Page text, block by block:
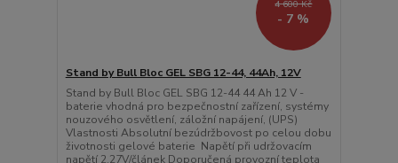
4 600 Kč
- 7 %
Stand by Bull Bloc GEL SBG 12-44, 44Ah, 12V
Stand by Bull Bloc GEL SBG 12-44 44 Ah 12 V -
baterie vhodná pro bezpečnostní zařízení, systémy
nouzového osvětlení, záložní napájení, (UPS)
Vlastnosti Absolutní bezúdržbovost po celou dobu
životnosti gelové baterie Napětí při udržovacím
napětí 2,27V/článek Doporučená provozní teplota